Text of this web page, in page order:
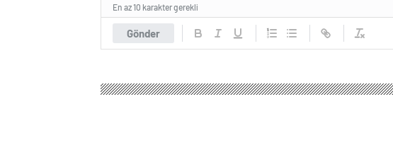
Gönder
En az 10 karakter gerekli